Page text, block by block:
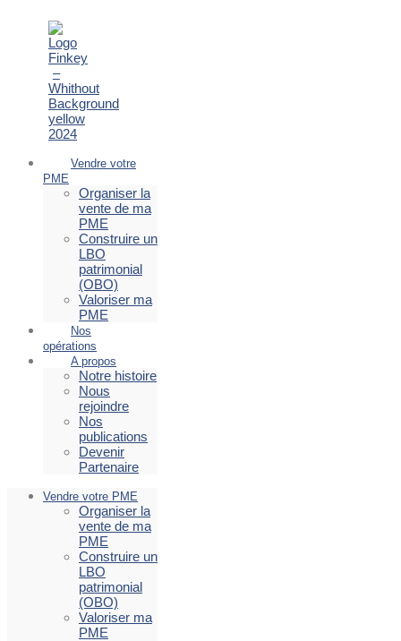
Vendre votre
PME
Organiser la
vente de ma
PME
Construire un
LBO
patrimonial
(OBO)
Valoriser ma
PME
Nos
opérations
A propos
Notre histoire
Nous
rejoindre
Nos
publications
Devenir
Partenaire
Vendre votre PME
Organiser la
vente de ma
PME
Construire un
LBO
patrimonial
(OBO)
Valoriser ma
PME